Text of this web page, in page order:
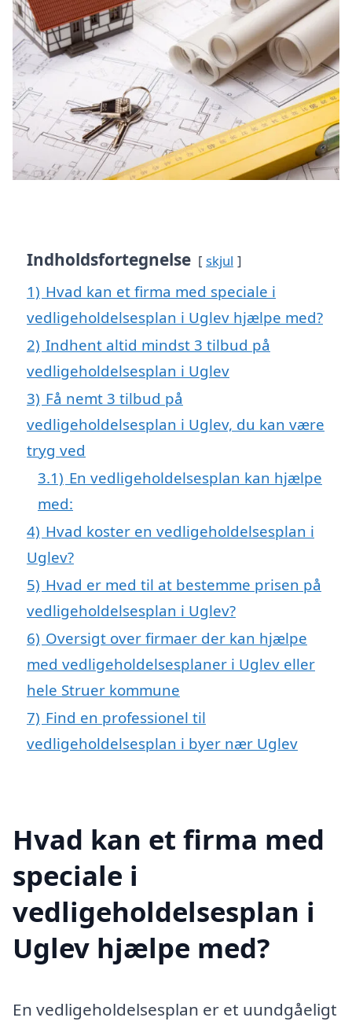
Indholdsfortegnelse skjul
1) Hvad kan et firma med speciale i
vedligeholdelsesplan i Uglev hjælpe med?
2) Indhent altid mindst 3 tilbud på
vedligeholdelsesplan i Uglev
3) Få nemt 3 tilbud på
vedligeholdelsesplan i Uglev, du kan være
tryg ved
3.1) En vedligeholdelsesplan kan hjælpe
med:
4) Hvad koster en vedligeholdelsesplan i
Uglev?
5) Hvad er med til at bestemme prisen på
vedligeholdelsesplan i Uglev?
6) Oversigt over firmaer der kan hjælpe
med vedligeholdelsesplaner i Uglev eller
hele Struer kommune
7) Find en professionel til
vedligeholdelsesplan i byer nær Uglev
Hvad kan et firma med
speciale i
vedligeholdelsesplan i
Uglev hjælpe med?
En vedligeholdelsesplan er et uundgåeligt